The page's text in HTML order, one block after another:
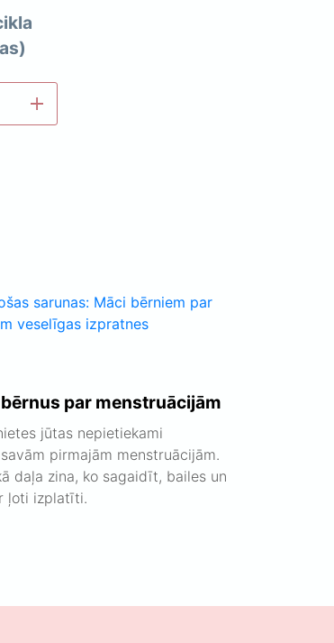
add
par menstruācijām
jūtas nepietiekami
pirmajām menstruācijām.
daļa zina, ko sagaidīt, bailes un
ļoti izplatīti.